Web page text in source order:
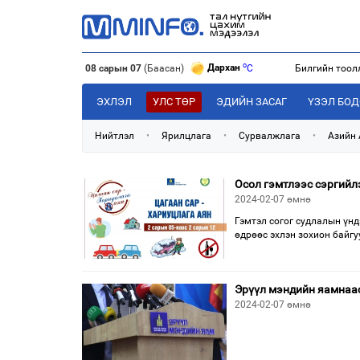
08 сарын 07 (Баасан) Дархан oC
Эрдэнэт C
Улаанбаатар C
Билгийн
ЭХЛЭЛ УЛС ТӨР ЭДИЙН ЗАСАГ ҮЗЭЛ
Нийтлэл • Ярилцлага • Сурвалжлага •
Осол гэмтлээс
2024-02-07 өмнө
Гэмтэл согог судлалын
өдрөөс эхлэн зохион
Эрүүл мэндийн
2024-02-07 өмнө